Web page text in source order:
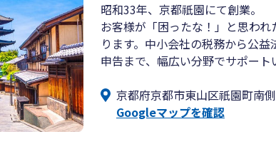
昭和33年、京都祇園にて創業。
お客様が「困ったな！」と思わ
ります。中小会社の税務から公
申告まで、幅広い分野でサポート
京都府京都市東山区祇園町南
Googleマップを確認